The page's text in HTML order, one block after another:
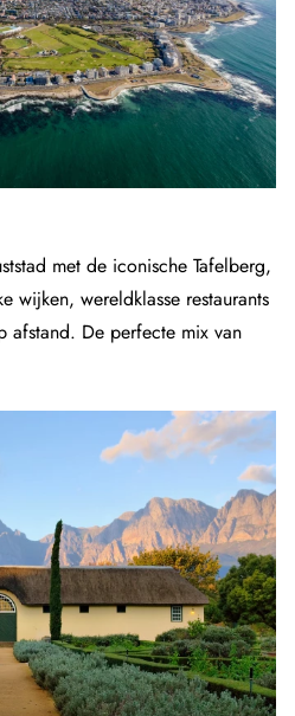
met de iconische Tafelberg,
wijken, wereldklasse restaurants
afstand. De perfecte mix van